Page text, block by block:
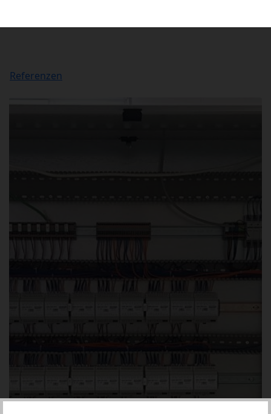
Referenzen